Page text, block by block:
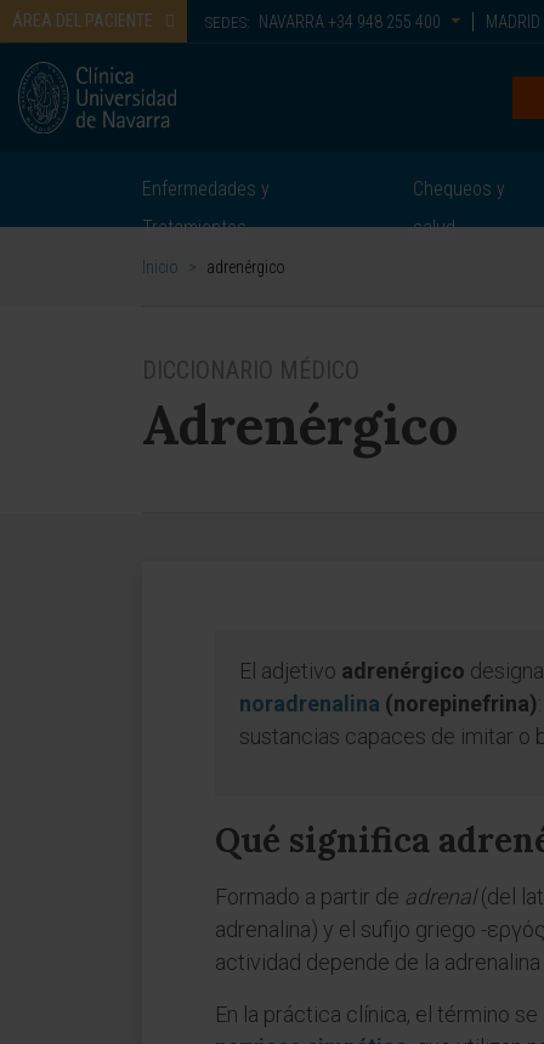
ÁREA DEL PACIENTE SEDES: NAVARRA +34 948 255 400 MADRID
Enfermedades y
Tratamientos
Chequeos y
salud
Inicio > adrenérgico
DICCIONARIO MÉDICO
Adrenérgico
El adjetivo adrenérgico
noradrenalina (norepinefrina)
sustancias capaces de imitar o
Qué significa
Formado a partir de adrenal(del
adrenalina) y el sufijo griego -
actividad depende de la
En la práctica clínica, el término